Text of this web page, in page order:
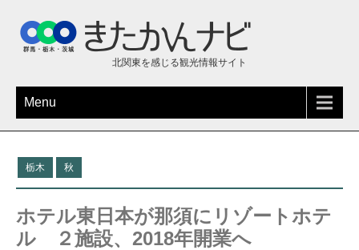
北関東を感じる観光情報サイト
Menu
栃木 秋
ホテル東日本が那須にリゾートホテ
ル ２施設、2018年開業へ